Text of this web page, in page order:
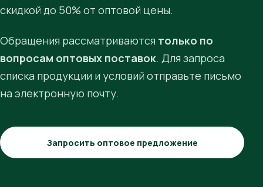
скидкой до 50% от оптовой цены.
Обращения рассматриваются только по
вопросам оптовых поставок. Для запроса
списка продукции и условий отправьте письмо
на электронную почту.
Запросить оптовое предложение